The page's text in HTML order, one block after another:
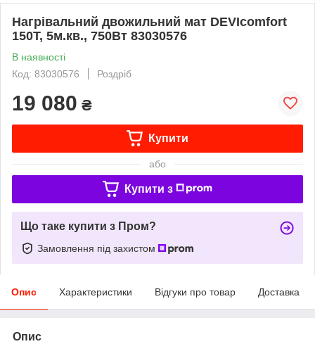
Нагрівальний двожильний мат DEVIcomfort
150T, 5м.кв., 750Вт 83030576
В наявності
Код: 83030576
Роздріб
19 080 ₴
Купити
або
Купити з
Що таке купити з Пром?
Замовлення під захистом
Опис Характеристики Відгуки про товар Доставка
Опис